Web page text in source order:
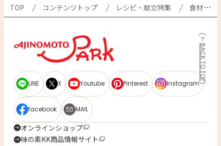
TOP コンテンツトップ レシピ・献立特集 食材別使い切り特集
BACK TO TOP
LINE X Youtube Pinterest Instagram
facebook MAIL
オンラインショップ
味の素KK商品情報サイト